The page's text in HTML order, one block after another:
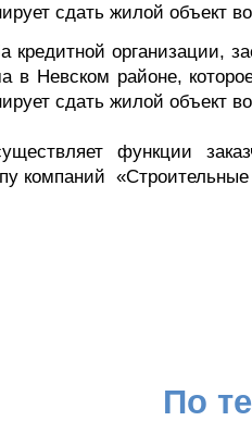
сдать жилой объект
кредитной организации,
в Невском районе,
сдать жилой объект
функции
компаний
По